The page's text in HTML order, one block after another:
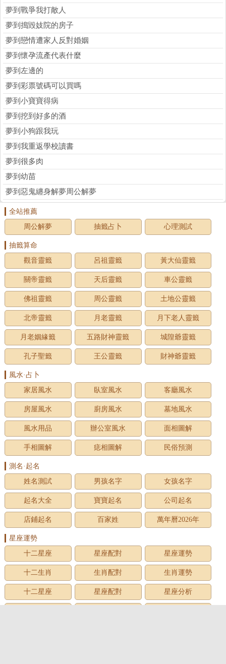
夢到戰爭我打敵人
夢到搗毀妓院的房子
夢到戀情遭家人反對婚姻
夢到懷孕流產代表什麼
夢到左邊的
夢到彩票號碼可以買嗎
夢到小寶寶得病
夢到挖到好多的酒
夢到小狗跟我玩
夢到我重返學校讀書
夢到很多肉
夢到幼苗
夢到惡鬼纏身解夢周公解夢
全站推薦
周公解夢
抽籤占卜 心理測試
抽籤算命
觀音靈籤
呂祖靈籤 黃大仙靈籤
關帝靈籤 天后靈籤 車公靈籤
佛祖靈籤 周公靈籤 土地公靈籤
北帝靈籤 月老靈籤 月下老人靈籤
月老姻緣籤 五路財神靈籤 城隍爺靈籤
孔子聖籤 王公靈籤 財神爺靈籤
風水·占卜
家居風水
臥室風水 客廳風水
房屋風水 廚房風水 墓地風水
風水用品 辦公室風水 面相圖解
手相圖解 痣相圖解 民俗預測
測名·起名
姓名測試
男孩名字 女孩名字
起名大全 寶寶起名 公司起名
店鋪起名 百家姓 萬年曆2026年
星座運勢
十二星座
星座配對 星座運勢
十二生肖 生肖配對 生肖運勢
十二星座 星座配對 星座分析